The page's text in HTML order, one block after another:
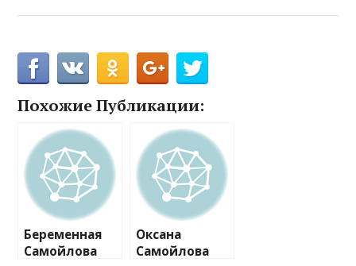
Похожие Публикации:
Беременная
Самойлова
Оксана
Самойлова